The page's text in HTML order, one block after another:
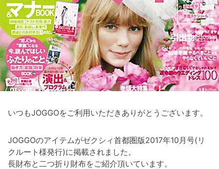
いつもJOGGOをご利用いただきありがとうございます。
JOGGOのアイテムがゼクシィ首都圏版2017年10月号(リ
クルート様発行)に掲載されました。
長財布と二つ折り財布をご紹介頂いています。